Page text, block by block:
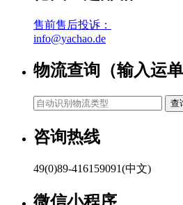
售前售后投诉：
info@yachao.de
物流查询（输入运
咨询热线
49(0)89-416159091(中文)
微信小程序